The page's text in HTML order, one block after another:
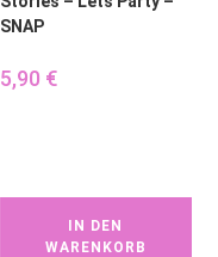
SNAP
5,90 €
IN DEN
WARENKORB